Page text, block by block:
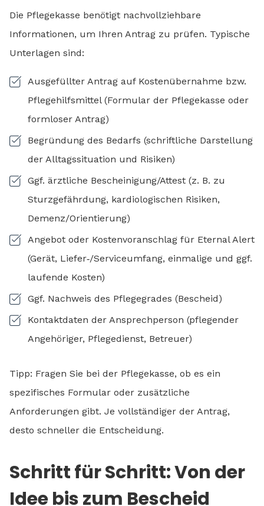
Die Pflegekasse benötigt nachvollziehbare
Informationen, um Ihren Antrag zu prüfen. Typische
Unterlagen sind:
Ausgefüllter Antrag auf Kostenübernahme bzw.
Pflegehilfsmittel (Formular der Pflegekasse oder
formloser Antrag)
Begründung des Bedarfs (schriftliche Darstellung
der Alltagssituation und Risiken)
Ggf. ärztliche Bescheinigung/Attest (z. B. zu
Sturzgefährdung, kardiologischen Risiken,
Demenz/Orientierung)
Angebot oder Kostenvoranschlag für Eternal Alert
(Gerät, Liefer‑/Serviceumfang, einmalige und ggf.
laufende Kosten)
Ggf. Nachweis des Pflegegrades (Bescheid)
Kontaktdaten der Ansprechperson (pflegender
Angehöriger, Pflegedienst, Betreuer)
Tipp: Fragen Sie bei der Pflegekasse, ob es ein
spezifisches Formular oder zusätzliche
Anforderungen gibt. Je vollständiger der Antrag,
desto schneller die Entscheidung.
Schritt für Schritt: Von der
Idee bis zum Bescheid